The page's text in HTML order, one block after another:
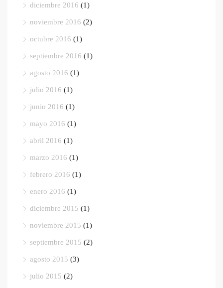
diciembre 2016 (1)
noviembre 2016 (2)
octubre 2016 (1)
septiembre 2016 (1)
agosto 2016 (1)
julio 2016 (1)
junio 2016 (1)
mayo 2016 (1)
abril 2016 (1)
marzo 2016 (1)
febrero 2016 (1)
enero 2016 (1)
diciembre 2015 (1)
noviembre 2015 (1)
septiembre 2015 (2)
agosto 2015 (3)
julio 2015 (2)